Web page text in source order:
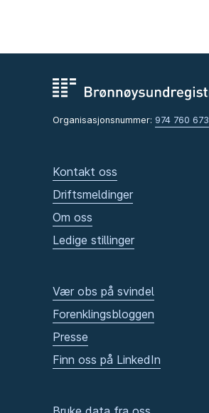
Organisasjonsnummer: 974 760 673
Kontakt oss
Driftsmeldinger
Om oss
Ledige stillinger
Vær obs på svindel
Forenklingsbloggen
Presse
Finn oss på LinkedIn